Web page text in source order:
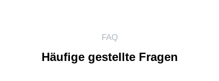
FAQ
Häufige gestellte Fragen